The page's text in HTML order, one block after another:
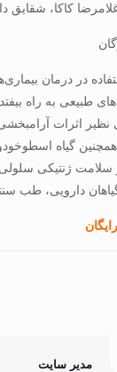
کاکا،
در درمان
طبیعی به ‌راه
اثرات
سلامت ژنتیکی
دارویی، طب
مدیر سایت